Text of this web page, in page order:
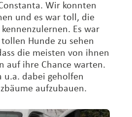
Wir konnten
und es war toll, die
Es war
Hunde zu sehen
die meisten von ihnen
auf ihre Chance warten.
u.a. dabei geholfen
aufzubauen.